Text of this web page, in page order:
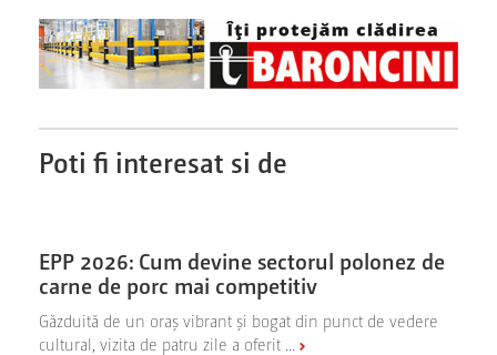
Poti fi interesat si de
EPP 2026: Cum devine sectorul polonez de
carne de porc mai competitiv
Găzduită de un oraș vibrant și bogat din punct de vedere
cultural, vizita de patru zile a oferit ...